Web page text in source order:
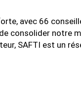
avec 66
consolider notre
SAFTI est un